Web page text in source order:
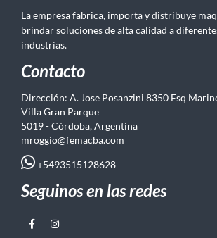
La empresa fabrica, importa y distribuye
brindar soluciones de alta calidad a
industrias.
Contacto
Dirección: A. Jose Posanzini 8350 Esq
Villa Gran Parque
5019 - Córdoba, Argentina
mroggio@femacba.com
+5493515128628
Seguinos en las redes